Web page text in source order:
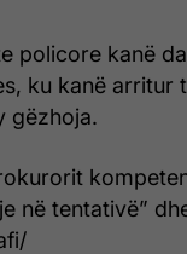
policore kanë
ku kanë arritur
gëzhoja.
në tentativë”